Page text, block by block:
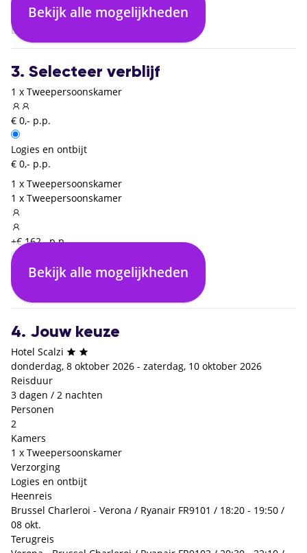
01:40
Brussel Charleroi (CRL)
Bekijk alle mogelijkheden
3. Selecteer verblijf
1 x Tweepersoonskamer
€ 0,- p.p.
Logies en ontbijt
€ 0,- p.p.
1 x Tweepersoonskamer
1 x Tweepersoonskamer
+€ 162,- p.p.
Logies en ontbijt
€ 0,- p.p.
Bekijk alle mogelijkheden
4. Jouw keuze
Hotel Scalzi
donderdag, 8 oktober 2026 - zaterdag, 10 oktober 2026
Reisduur
3 dagen / 2 nachten
Personen
2
Kamers
1 x Tweepersoonskamer
Verzorging
Logies en ontbijt
Heenreis
Brussel Charleroi - Verona / Ryanair FR9101 / 18:20 - 19:50 /
08 okt.
Terugreis